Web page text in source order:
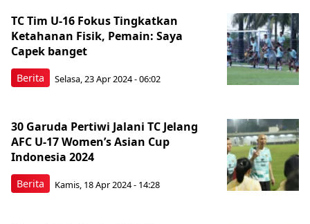
Berita
TC Tim U-16 Fokus Tingkatkan
Ketahanan Fisik, Pemain: Saya
Capek banget
Selasa, 23 Apr 2024 - 06:02
Berita
30 Garuda Pertiwi Jalani TC Jelang
AFC U-17 Women’s Asian Cup
Indonesia 2024
Kamis, 18 Apr 2024 - 14:28